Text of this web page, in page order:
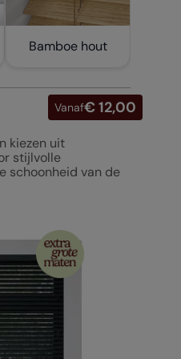
Bamboe hout
Vanaf€ 12,00
kiezen uit
stijlvolle
schoonheid van de